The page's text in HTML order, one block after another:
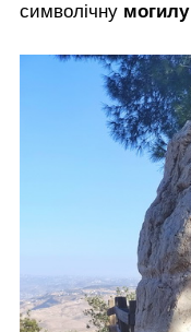
символічну могилу